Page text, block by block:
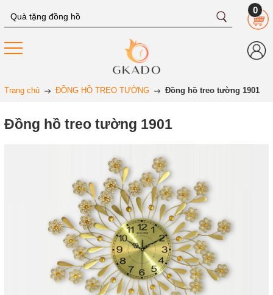
0
Trang chủ ĐỒNG HỒ TREO TƯỜNG Đồng hồ treo tường 1901
Đồng hồ treo tường 1901